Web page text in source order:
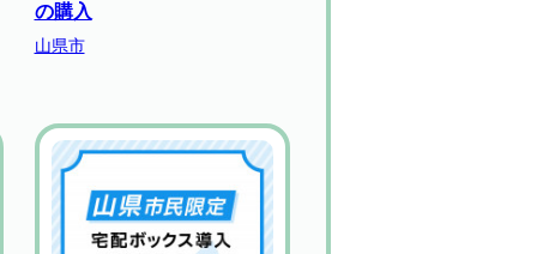
の購入
山県市